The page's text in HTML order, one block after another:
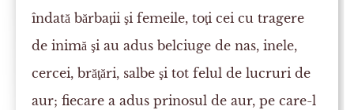
îndată bărbaţii şi femeile, toţi cei cu tragere
de inimă şi au adus belciuge de nas, inele,
cercei, brăţări, salbe şi tot felul de lucruri de
aur; fiecare a adus prinosul de aur, pe care-l